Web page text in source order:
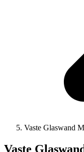
Vaste Glaswand
Vaste